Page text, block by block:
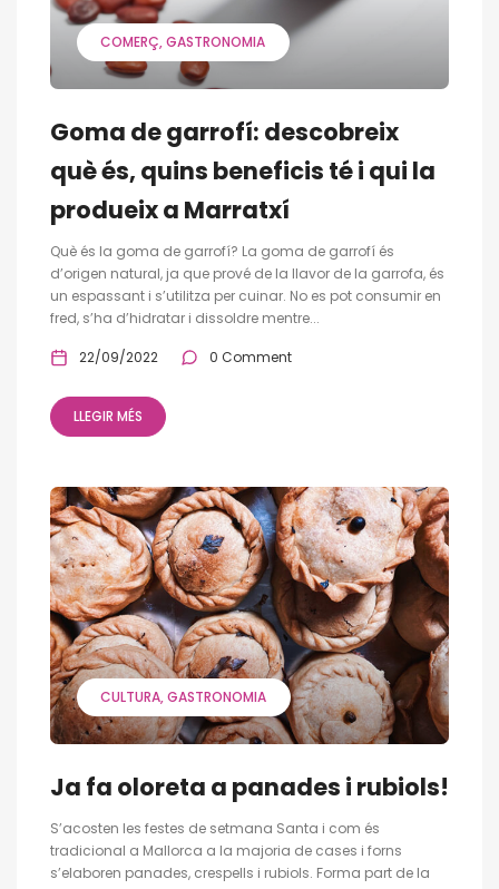
COMERÇ GASTRONOMIA
Goma de garrofí: descobreix
què és, quins beneficis té i qui la
produeix a Marratxí
Què és la goma de garrofí? La goma de garrofí és
d’origen natural, ja que prové de la llavor de la garrofa, és
un espassant i s’utilitza per cuinar. No es pot consumir en
fred, s’ha d’hidratar i dissoldre mentre...
22/09/2022 0 Comment
LLEGIR MÉS
CULTURA GASTRONOMIA
Ja fa oloreta a panades i rubiols!
S’acosten les festes de setmana Santa i com és
tradicional a Mallorca a la majoria de cases i forns
s’elaboren panades, crespells i rubiols. Forma part de la